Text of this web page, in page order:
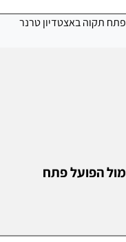
הפועל באר שבע נעצרה עם 1:1 מול הפועל פתח